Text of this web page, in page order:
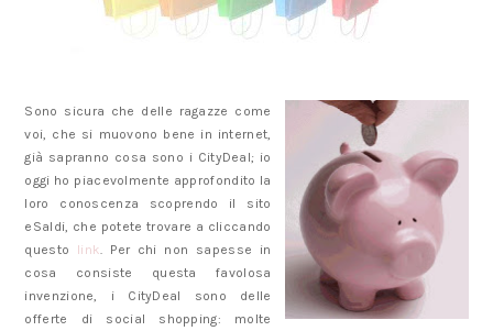
Sono sicura che delle ragazze come
voi, che si muovono bene in internet,
già sapranno cosa sono i CityDeal; io
oggi ho piacevolmente approfondito la
loro conoscenza scoprendo il sito
eSaldi, che potete trovare a cliccando
questo link
. Per chi non sapesse in
cosa consiste questa favolosa
invenzione, i CityDeal sono delle
offerte di social shopping: molte